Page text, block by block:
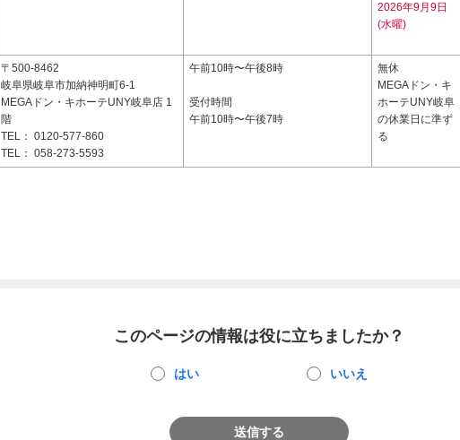
2026年9月9日
(水曜)
〒500-8462
岐阜県岐阜市加納神明町6-1
MEGAドン・キホーテUNY岐阜店 1
階
TEL： 0120-577-860
TEL： 058-273-5593
午前10時〜午後8時
受付時間
午前10時〜午後7時
無休
MEGAドン・キ
ホーテUNY岐阜
の休業日に準ず
る
このページの情報は役に立ちましたか？
はい いいえ
送信する